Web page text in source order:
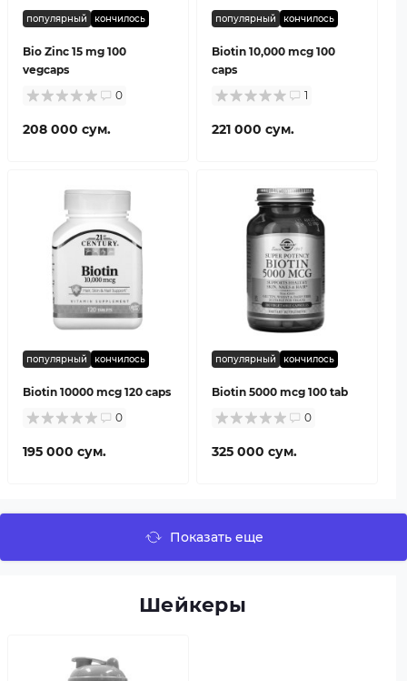
популярный кончилось
Bio Zinc 15 mg 100
vegcaps
0
208 000 сум.
популярный кончилось
Biotin 10,000 mcg 100
caps
1
221 000 сум.
популярный кончилось
Biotin 10000 mcg 120 caps
0
195 000 сум.
популярный кончилось
Biotin 5000 mcg 100 tab
0
325 000 сум.
Показать еще
Шейкеры